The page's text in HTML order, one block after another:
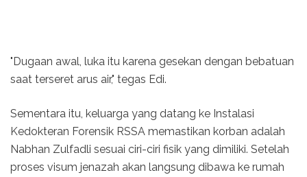
"Dugaan awal, luka itu karena gesekan dengan bebatuan
saat terseret arus air," tegas Edi.
Sementara itu, keluarga yang datang ke Instalasi
Kedokteran Forensik RSSA memastikan korban adalah
Nabhan Zulfadli sesuai ciri-ciri fisik yang dimiliki. Setelah
proses visum jenazah akan langsung dibawa ke rumah